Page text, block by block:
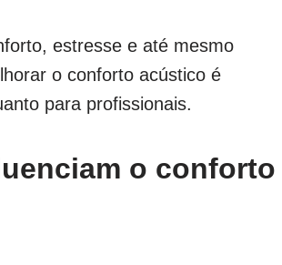
estresse e até mesmo
o conforto acústico é
para profissionais.
o conforto